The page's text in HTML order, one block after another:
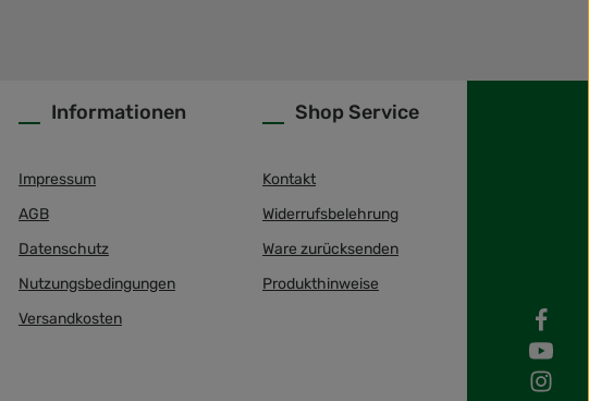
Informationen
Impressum
AGB
Datenschutz
Nutzungsbedingungen
Versandkosten
Shop Service
Kontakt
Widerrufsbelehrung
Ware zurücksenden
Produkthinweise